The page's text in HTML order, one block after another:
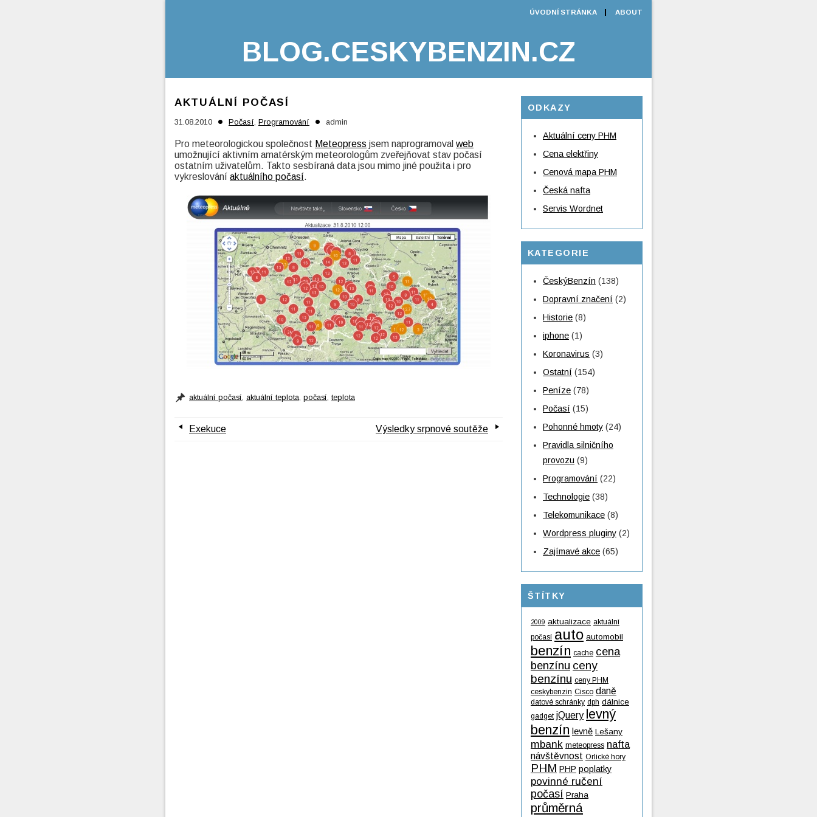
ÚVODNÍ STRÁNKA ABOUT
BLOG.CESKYBENZIN.CZ
AKTUÁLNÍ POČASÍ
31.08.2010 • Počasí, Programování • admin
Pro meteorologickou společnost Meteopress jsem naprogramoval web
umožnující aktivním amatérským meteorologům zveřejňovat stav počasí
ostatním uživatelům. Takto sesbíraná data jsou mimo jiné použita i pro
vykreslování aktuálního počasí.
aktuální počasí, aktuální teplota, počasí, teplota
Exekuce Výsledky srpnové soutěže
ODKAZY
Aktuální ceny PHM
Cena elektřiny
Cenová mapa PHM
Česká nafta
Servis Wordnet
KATEGORIE
ČeskýBenzín (138)
Dopravní značení (2)
Historie (8)
iphone (1)
Koronavirus (3)
Ostatní (154)
Peníze (78)
Počasí (15)
Pohonné hmoty (24)
Pravidla silničního
provozu (9)
Programování (22)
Technologie (38)
Telekomunikace (8)
Wordpress pluginy (2)
Zajímavé akce (65)
ŠTÍTKY
2009 aktualizace aktuální
počasí auto automobil
benzín cache cena
benzínu ceny
benzínu ceny PHM
ceskybenzin Cisco daně
datové schránky dph dálnice
gadget jQuery levný
benzín levně Lešany
mbank meteopress nafta
návštěvnost Orlické hory
PHM PHP poplatky
povinné ručení
počasí Praha
průměrná